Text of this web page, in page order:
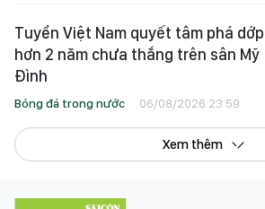
Tuyển Việt Nam quyết tâm phá dớp
hơn 2 năm chưa thắng trên sân Mỹ
Đình
Bóng đá trong nước 06/08/2026 23:59
Xem thêm